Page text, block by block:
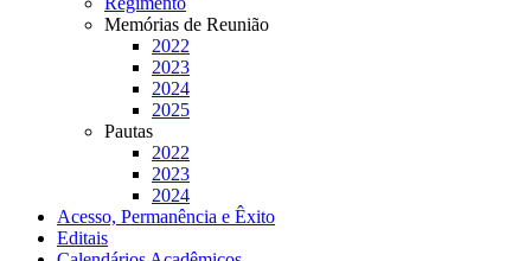
Memórias de Reunião
2022
2023
2024
2025
Pautas
2022
2023
2024
Acesso, Permanência e Êxito
Editais